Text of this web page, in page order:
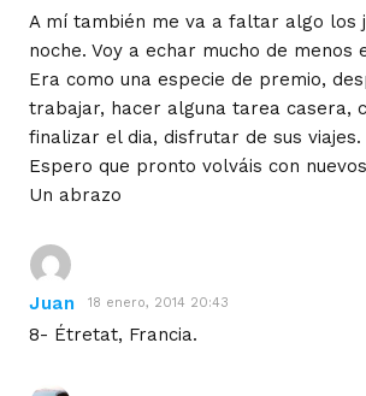
A mí también me va a faltar algo los
noche. Voy a echar mucho de menos
Era como una especie de premio,
trabajar, hacer alguna tarea casera,
finalizar el dia, disfrutar de sus viajes.
Espero que pronto volváis con
Un abrazo
Juan 18 enero, 2014 20:43
8- Étretat, Francia.